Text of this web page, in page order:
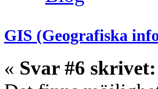
GIS (Geografiska
« Svar #6 skrivet: